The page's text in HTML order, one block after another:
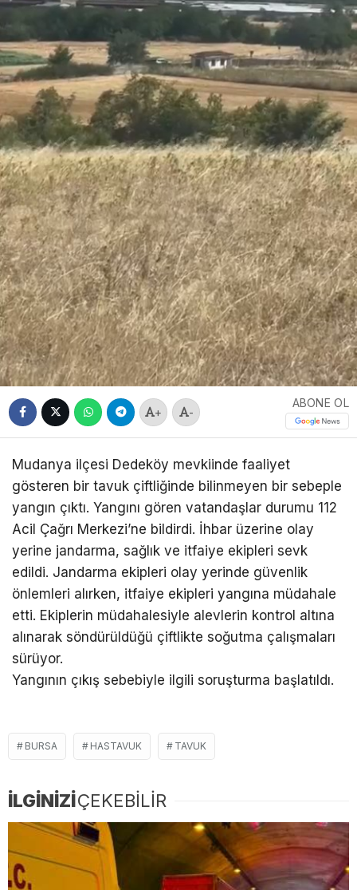
+ -
ABONE OL
Mudanya ilçesi Dedeköy mevkiinde faaliyet
gösteren bir tavuk çiftliğinde bilinmeyen bir sebeple
yangın çıktı. Yangını gören vatandaşlar durumu 112
Acil Çağrı Merkezi’ne bildirdi. İhbar üzerine olay
yerine jandarma, sağlık ve itfaiye ekipleri sevk
edildi. Jandarma ekipleri olay yerinde güvenlik
önlemleri alırken, itfaiye ekipleri yangına müdahale
etti. Ekiplerin müdahalesiyle alevlerin kontrol altına
alınarak söndürüldüğü çiftlikte soğutma çalışmaları
sürüyor.
Yangının çıkış sebebiyle ilgili soruşturma başlatıldı.
BURSA HASTAVUK TAVUK
İLGİNİZİÇEKEBİLİR